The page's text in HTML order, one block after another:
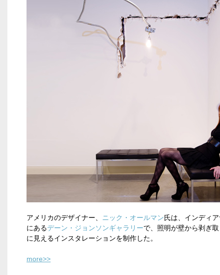
アメリカのデザイナー、 ニック・オールマン氏は、インディ
にあるデーン・ジョンソンギャラリーで、照明が壁から剥ぎ
に見えるインスタレーションを制作した。
more>>